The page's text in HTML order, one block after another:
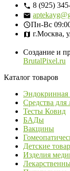
8 (925)
Пн-Вс
г.Москва,
Создание и
BrutalPixel.ru
Каталог товаров
Эндокринная
Средства для
Тесты Ковид
БАДы
Вакцины
Детские
Изделия